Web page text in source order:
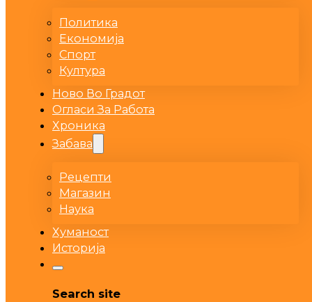
Политика
Економија
Спорт
Култура
Ново Во Градот
Огласи За Работа
Хроника
Забава
Рецепти
Магазин
Наука
Хуманост
Историја
Search site